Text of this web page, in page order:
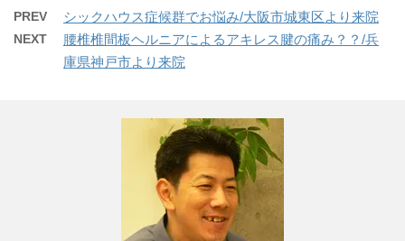
PREV シックハウス症候群でお悩み/大阪市城東区より来院
NEXT
腰椎椎間板ヘルニアによるアキレス腱の痛み？？/兵
庫県神戸市より来院